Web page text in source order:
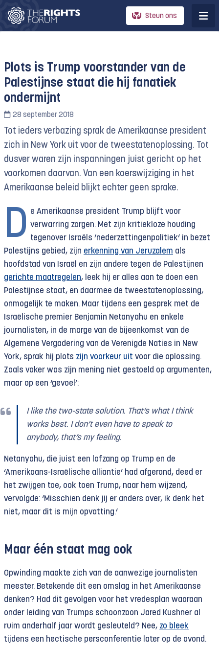
Steun ons
Plots is Trump voorstander van de
Palestijnse staat die hij fanatiek
ondermijnt
28 september 2018
Tot ieders verbazing sprak de Amerikaanse president
zich in New York uit voor de tweestatenoplossing. Tot
dusver waren zijn inspanningen juist gericht op het
voorkomen daarvan. Van een koerswijziging in het
Amerikaanse beleid blijkt echter geen sprake.
D e Amerikaanse president Trump blijft voor
verwarring zorgen. Met zijn kritiekloze houding
tegenover Israëls ‘nederzettingenpolitiek’ in bezet
Palestijns gebied, zijn erkenning van Jeruzalem als
hoofdstad van Israël en zijn andere tegen de Palestijnen
gerichte maatregelen, leek hij er alles aan te doen een
Palestijnse staat, en daarmee de tweestatenoplossing,
onmogelijk te maken. Maar tijdens een gesprek met de
Israëlische premier Benjamin Netanyahu en enkele
journalisten, in de marge van de bijeenkomst van de
Algemene Vergadering van de Verenigde Naties in New
York, sprak hij plots zijn voorkeur uit voor die oplossing.
Zoals vaker was zijn mening niet gestoeld op argumenten,
maar op een ‘gevoel’:
I like the two-state solution. That’s what I think
works best. I don’t even have to speak to
anybody, that’s my feeling.
Netanyahu, die juist een lofzang op Trump en de
‘Amerikaans-Israëlische alliantie’ had afgerond, deed er
het zwijgen toe, ook toen Trump, naar hem wijzend,
vervolgde: ‘Misschien denk jij er anders over, ik denk het
niet, maar dit is mijn opvatting.’
Maar één staat mag ook
Opwinding maakte zich van de aanwezige journalisten
meester. Betekende dit een omslag in het Amerikaanse
denken? Had dit gevolgen voor het vredesplan waaraan
onder leiding van Trumps schoonzoon Jared Kushner al
ruim anderhalf jaar wordt gesleuteld? Nee, zo bleek
tijdens een hectische persconferentie later op de avond.